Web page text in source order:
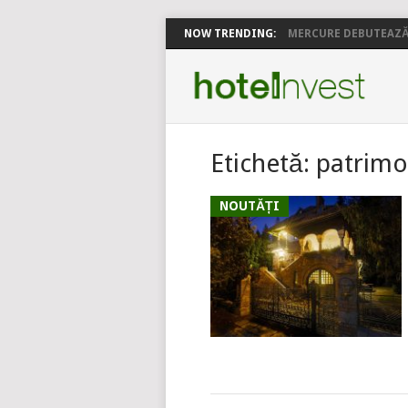
NOW TRENDING: MERCURE
Etichetă:
NOUTĂȚI